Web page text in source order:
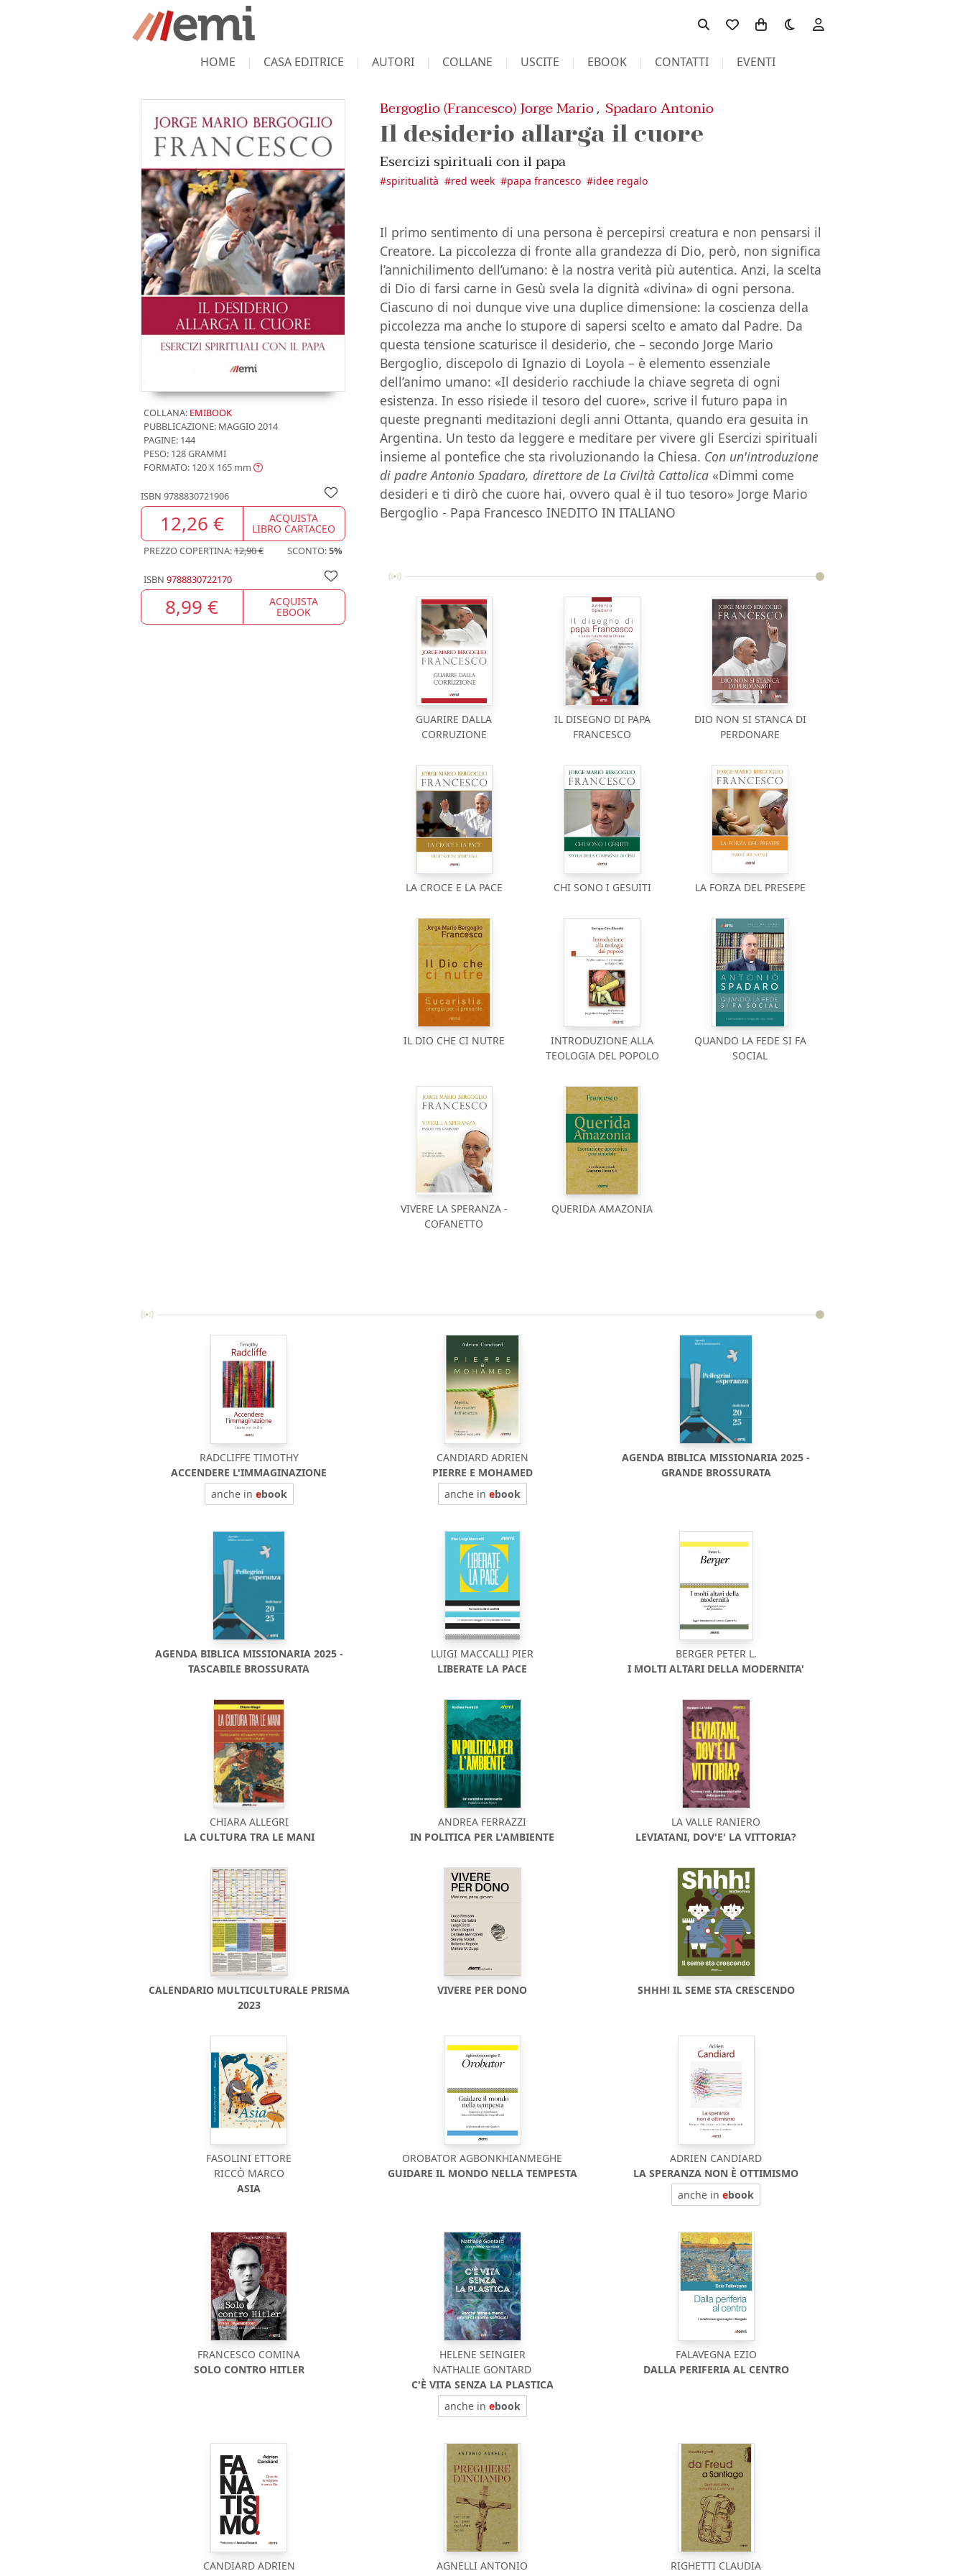
Toggle theme
HOME CASA EDITRICE AUTORI COLLANE USCITE EBOOK CONTATTI EVENTI
COLLANA: EMIBOOK
PUBBLICAZIONE: MAGGIO 2014
PAGINE: 144
PESO: 128 GRAMMI
FORMATO: 120 X 165 mm
ISBN 9788830721906
12,26 € ACQUISTA
LIBRO CARTACEO
PREZZO COPERTINA:12,90 € SCONTO:5%
ISBN 9788830722170
8,99 € ACQUISTA
EBOOK
Bergoglio (Francesco) Jorge Mario ,Spadaro Antonio
Il desiderio allarga il cuore
Esercizi spirituali con il papa
#spiritualità #red week #papa francesco #idee regalo
Il primo sentimento di una persona è percepirsi creatura e non pensarsi il
Creatore. La piccolezza di fronte alla grandezza di Dio, però, non significa
l’annichilimento dell’umano: è la nostra verità più autentica. Anzi, la scelta
di Dio di farsi carne in Gesù svela la dignità «divina» di ogni persona.
Ciascuno di noi dunque vive una duplice dimensione: la coscienza della
piccolezza ma anche lo stupore di sapersi scelto e amato dal Padre. Da
questa tensione scaturisce il desiderio, che – secondo Jorge Mario
Bergoglio, discepolo di Ignazio di Loyola – è elemento essenziale
dell’animo umano: «Il desiderio racchiude la chiave segreta di ogni
esistenza. In esso risiede il tesoro del cuore», scrive il futuro papa in
queste pregnanti meditazioni degli anni Ottanta, quando era gesuita in
Argentina. Un testo da leggere e meditare per vivere gli Esercizi spirituali
insieme al pontefice che sta rivoluzionando la Chiesa. Con un'introduzione
di padre Antonio Spadaro, direttore de La Civiltà Cattolica «Dimmi come
desideri e ti dirò che cuore hai, ovvero qual è il tuo tesoro» Jorge Mario
Bergoglio - Papa Francesco INEDITO IN ITALIANO
GUARIRE DALLA
CORRUZIONE
IL DISEGNO DI PAPA
FRANCESCO
DIO NON SI STANCA DI
PERDONARE
LA CROCE E LA PACE CHI SONO I GESUITI LA FORZA DEL PRESEPE
IL DIO CHE CI NUTRE
INTRODUZIONE ALLA
TEOLOGIA DEL POPOLO
QUANDO LA FEDE SI FA
SOCIAL
VIVERE LA SPERANZA -
COFANETTO
QUERIDA AMAZONIA
RADCLIFFE TIMOTHY
ACCENDERE L'IMMAGINAZIONE
anche in ebook
CANDIARD ADRIEN
PIERRE E MOHAMED
anche in ebook
AGENDA BIBLICA MISSIONARIA 2025 -
GRANDE BROSSURATA
AGENDA BIBLICA MISSIONARIA 2025 -
TASCABILE BROSSURATA
LUIGI MACCALLI PIER
LIBERATE LA PACE
BERGER PETER L.
I MOLTI ALTARI DELLA MODERNITA'
CHIARA ALLEGRI
LA CULTURA TRA LE MANI
ANDREA FERRAZZI
IN POLITICA PER L'AMBIENTE
LA VALLE RANIERO
LEVIATANI, DOV'E' LA VITTORIA?
CALENDARIO MULTICULTURALE PRISMA
2023
VIVERE PER DONO SHHH! IL SEME STA CRESCENDO
FASOLINI ETTORE
RICCÒ MARCO
ASIA
OROBATOR AGBONKHIANMEGHE
GUIDARE IL MONDO NELLA TEMPESTA
ADRIEN CANDIARD
LA SPERANZA NON È OTTIMISMO
anche inebook
FRANCESCO COMINA
SOLO CONTRO HITLER
HELENE SEINGIER
NATHALIE GONTARD
C'È VITA SENZA LA PLASTICA
anche in ebook
FALAVEGNA EZIO
DALLA PERIFERIA AL CENTRO
CANDIARD ADRIEN
AGNELLI ANTONIO
RIGHETTI CLAUDIA